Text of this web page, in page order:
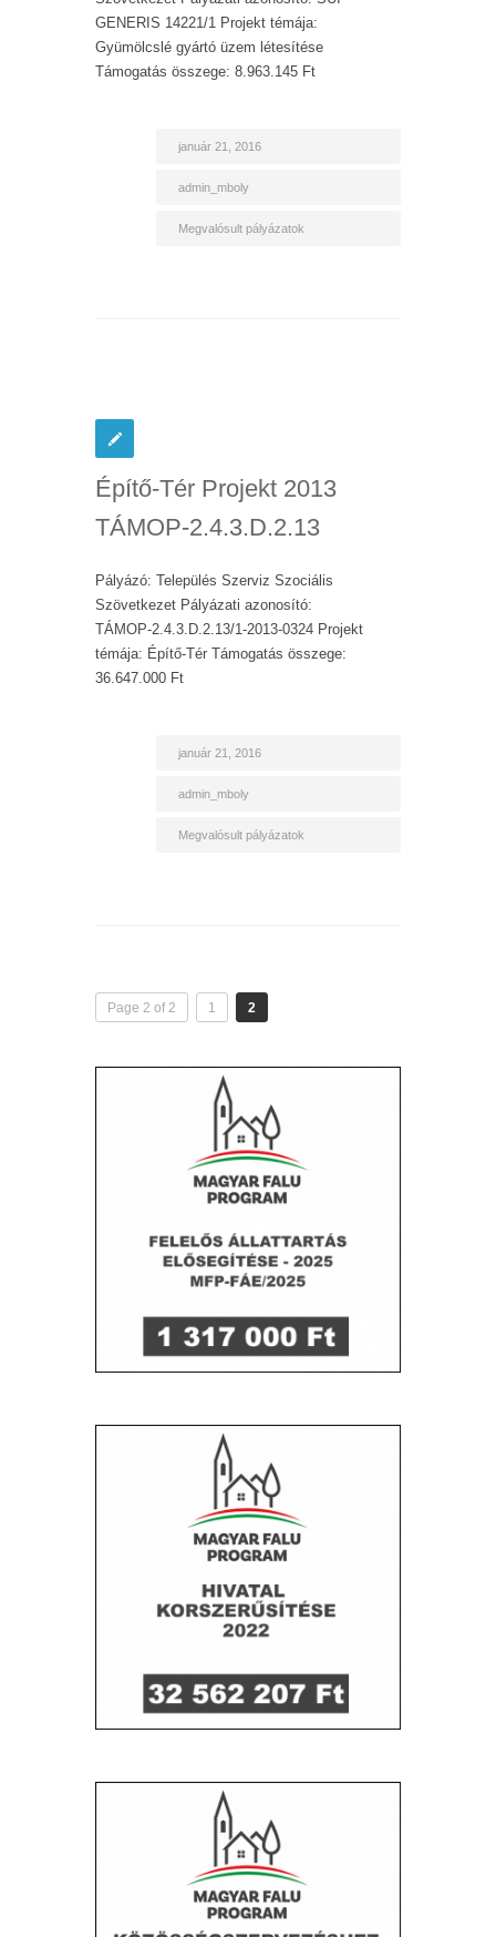
GENERIS 14221/1 Projekt témája:
Gyümölcslé gyártó üzem létesítése
Támogatás összege: 8.963.145 Ft
január 21, 2016
admin_mboly
Megvalósult pályázatok
Építő-Tér Projekt 2013
TÁMOP-2.4.3.D.2.13
Pályázó: Település Szerviz Szociális
Szövetkezet Pályázati azonosító:
TÁMOP-2.4.3.D.2.13/1-2013-0324 Projekt
témája: Építő-Tér Támogatás összege:
36.647.000 Ft
január 21, 2016
admin_mboly
Megvalósult pályázatok
Page 2 of 2 1 2